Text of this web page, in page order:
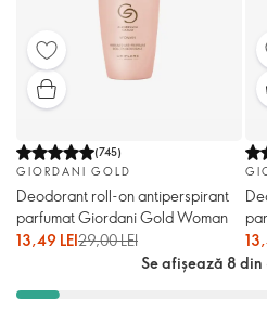
(745)
GIORDANI GOLD
Deodorant roll-on antiperspirant
parfumat Giordani Gold Woman
13,49 LEI29,00 LEI
Se afișează 8